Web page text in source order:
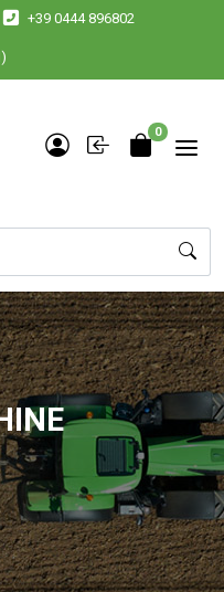
+39 0444 896802
0